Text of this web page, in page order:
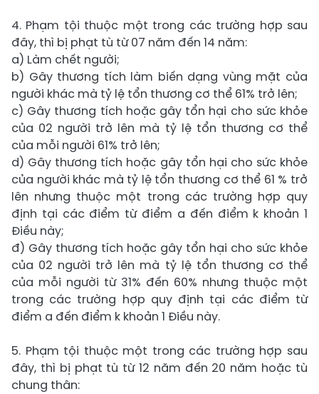
4. Phạm tội thuộc một trong các trường hợp sau
đây, thì bị phạt tù từ 07 năm đến 14 năm:
a) Làm chết người;
b) Gây thương tích làm biến dạng vùng mặt của
người khác mà tỷ lệ tổn thương cơ thể 61% trở lên;
c) Gây thương tích hoặc gây tổn hại cho sức khỏe
của 02 người trở lên mà tỷ lệ tổn thương cơ thể
của mỗi người 61% trở lên;
d) Gây thương tích hoặc gây tổn hại cho sức khỏe
của người khác mà tỷ lệ tổn thương cơ thể 61 % trở
lên nhưng thuộc một trong các trường hợp quy
định tại các điểm từ điểm a đến điểm k khoản 1
Điều này;
đ) Gây thương tích hoặc gây tổn hại cho sức khỏe
của 02 người trở lên mà tỷ lệ tổn thương cơ thể
của mỗi người từ 31% đến 60% nhưng thuộc một
trong các trường hợp quy định tại các điểm từ
điểm a đến điểm k khoản 1 Điều này.
5. Phạm tội thuộc một trong các trường hợp sau
đây, thì bị phạt tù từ 12 năm đến 20 năm hoặc tù
chung thân: